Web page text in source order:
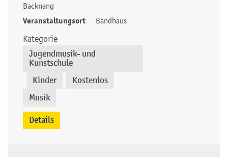
Backnang
Veranstaltungsort Bandhaus
Kategorie
Jugendmusik- und
Kunstschule
Kinder Kostenlos
Musik
Details